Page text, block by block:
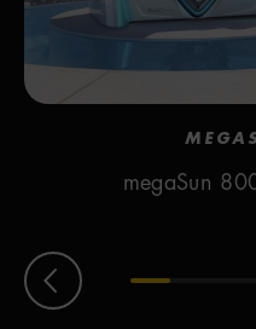
megaSun